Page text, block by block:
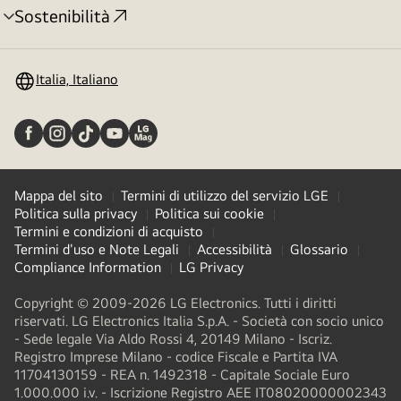
Sostenibilità
Attivazione
Italia, Italiano
Mappa del sito
Termini di utilizzo del servizio LGE
Politica sulla privacy
Politica sui cookie
Termini e condizioni di acquisto
Termini d'uso e Note Legali
Accessibilità
Glossario
Compliance Information
LG Privacy
Copyright © 2009-2026 LG Electronics. Tutti i diritti
riservati. LG Electronics Italia S.p.A. - Società con socio unico
- Sede legale Via Aldo Rossi 4, 20149 Milano - Iscriz.
Registro Imprese Milano - codice Fiscale e Partita IVA
11704130159 - REA n. 1492318 - Capitale Sociale Euro
1.000.000 i.v. - Iscrizione Registro AEE IT08020000002343​